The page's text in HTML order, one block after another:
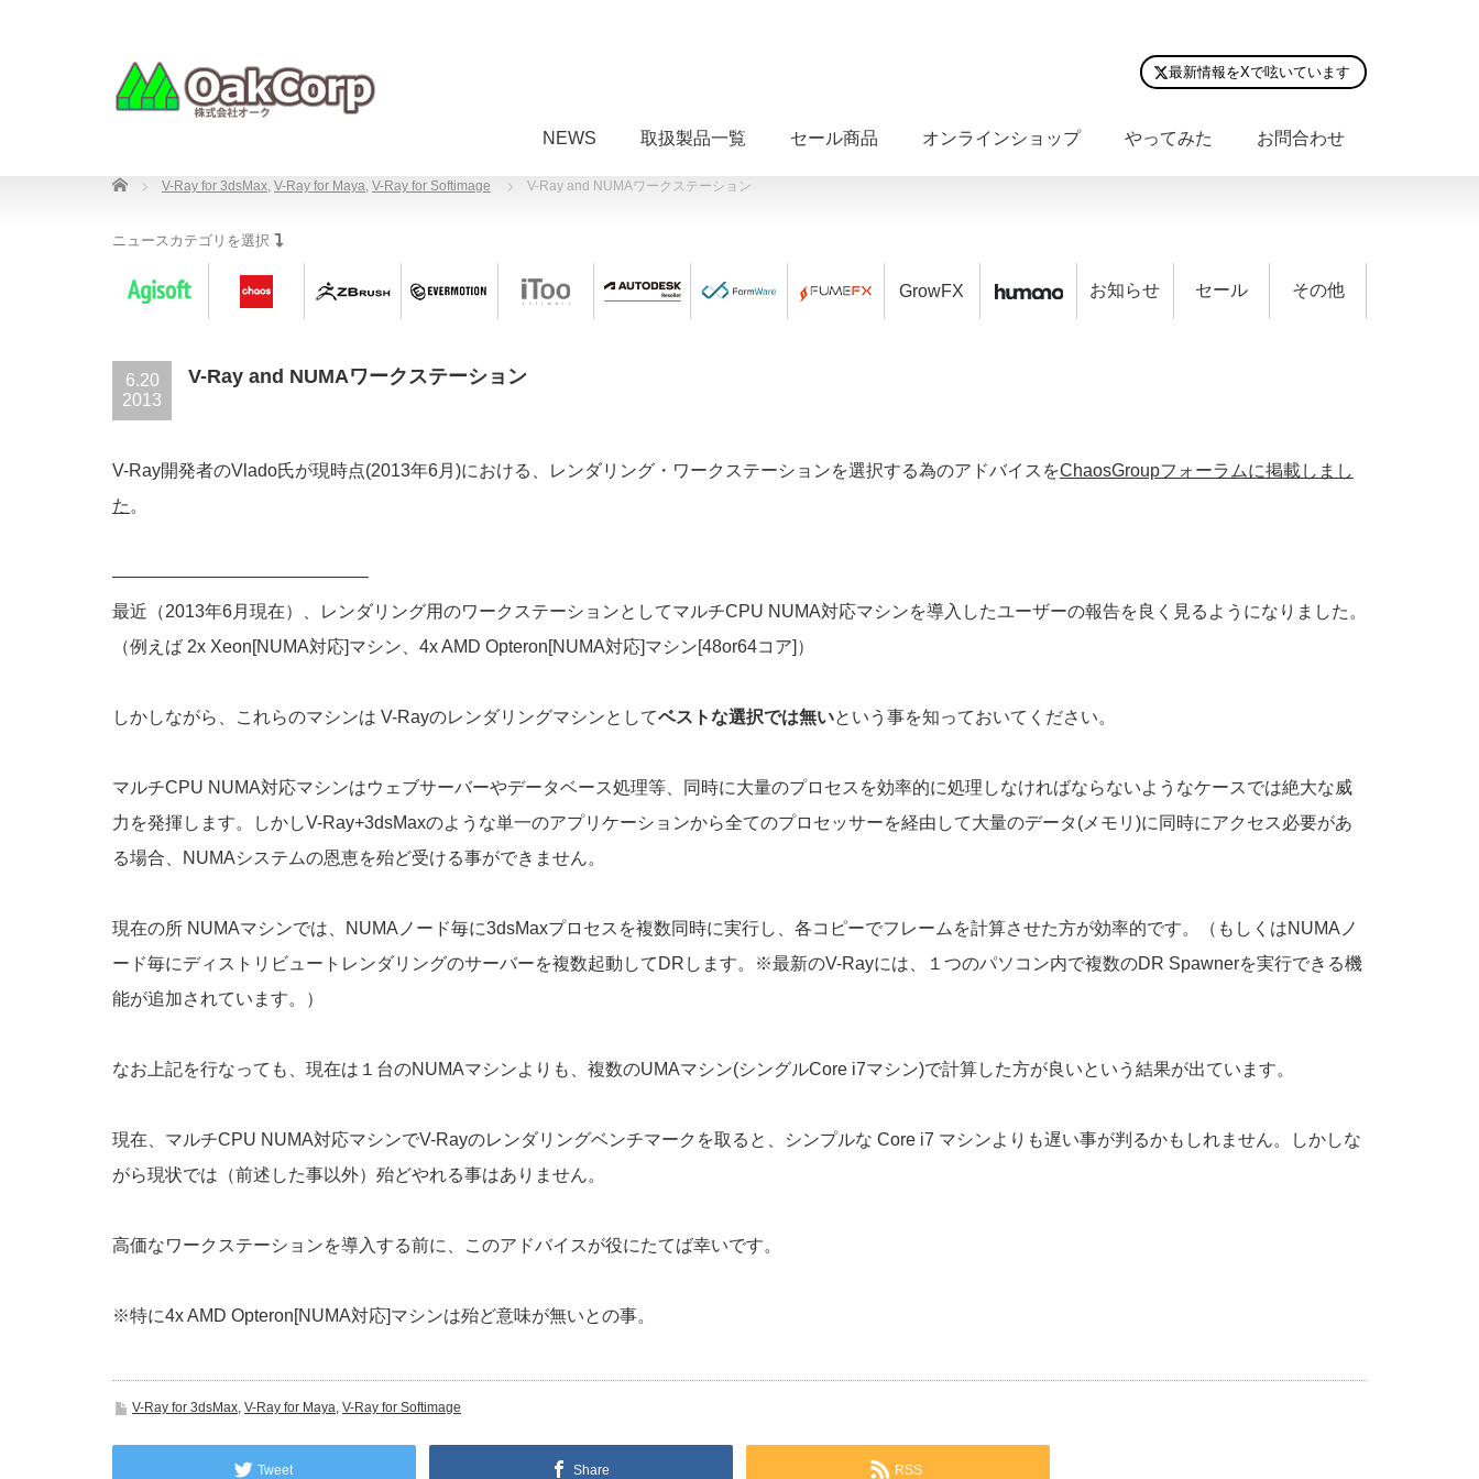
最新情報をXで呟いています
NEWS 取扱製品一覧 セール商品 オンラインショップ やってみた お問合わせ
Home V-Ray for 3dsMax, V-Ray for Maya, V-Ray for Softimage V-Ray and NUMAワークステーション
ニュースカテゴリを選択
GrowFX お知らせ セール その他
6.20
2013
V-Ray and NUMAワークステーション
V-Ray開発者のVlado氏が現時点(2013年6月)における、レンダリング・ワークステーションを選択する為のアドバイスをChaosGroupフォーラムに掲載しまし
た 。
——————————————–
最近（2013年6月現在）、レンダリング用のワークステーションとしてマルチCPU NUMA対応マシンを導入したユーザーの報告を良く見るようになりました。
（例えば 2x Xeon[NUMA対応]マシン、4x AMD Opteron[NUMA対応]マシン[48or64コア]）
しかしながら、これらのマシンは V-Rayのレンダリングマシンとしてベストな選択では無いという事を知っておいてください。
マルチCPU NUMA対応マシンはウェブサーバーやデータベース処理等、同時に大量のプロセスを効率的に処理しなければならないようなケースでは絶大な威
力を発揮します。しかしV-Ray+3dsMaxのような単一のアプリケーションから全てのプロセッサーを経由して大量のデータ(メモリ)に同時にアクセス必要があ
る場合、NUMAシステムの恩恵を殆ど受ける事ができません。
現在の所 NUMAマシンでは、NUMAノード毎に3dsMaxプロセスを複数同時に実行し、各コピーでフレームを計算させた方が効率的です。（もしくはNUMAノ
ード毎にディストリビュートレンダリングのサーバーを複数起動してDRします。※最新のV-Rayには、１つのパソコン内で複数のDR Spawnerを実行できる機
能が追加されています。）
なお上記を行なっても、現在は１台のNUMAマシンよりも、複数のUMAマシン(シングルCore i7マシン)で計算した方が良いという結果が出ています。
現在、マルチCPU NUMA対応マシンでV-Rayのレンダリングベンチマークを取ると、シンプルな Core i7 マシンよりも遅い事が判るかもしれません。しかしな
がら現状では（前述した事以外）殆どやれる事はありません。
高価なワークステーションを導入する前に、このアドバイスが役にたてば幸いです。
※特に4x AMD Opteron[NUMA対応]マシンは殆ど意味が無いとの事。
V-Ray for 3dsMax, V-Ray for Maya, V-Ray for Softimage
Tweet Share RSS